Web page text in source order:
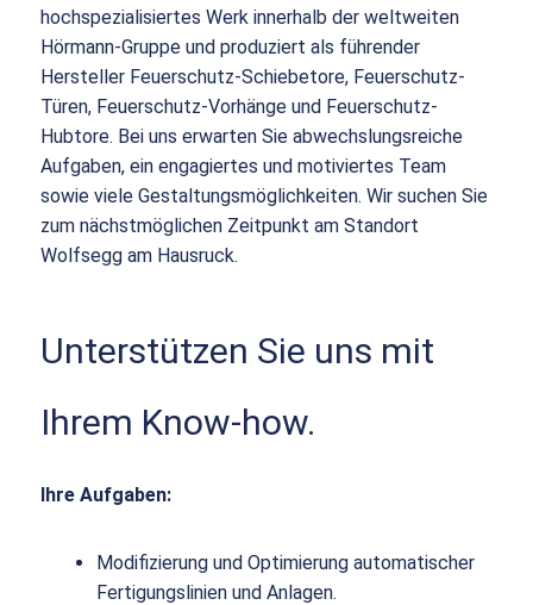
hochspezialisiertes Werk innerhalb der weltweiten
Hörmann-Gruppe und produziert als führender
Hersteller Feuerschutz-Schiebetore, Feuerschutz-
Türen, Feuerschutz-Vorhänge und Feuerschutz-
Hubtore. Bei uns erwarten Sie abwechslungsreiche
Aufgaben, ein engagiertes und motiviertes Team
sowie viele Gestaltungsmöglichkeiten. Wir suchen Sie
zum nächstmöglichen Zeitpunkt am Standort
Wolfsegg am Hausruck.
Unterstützen Sie uns mit
Ihrem Know-how.
Ihre Aufgaben:
Modifizierung und Optimierung automatischer
Fertigungslinien und Anlagen.